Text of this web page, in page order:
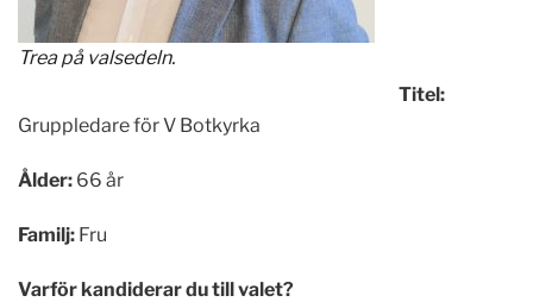
Trea på valsedeln.
Titel:
Gruppledare för V Botkyrka
Ålder: 66 år
Familj: Fru
Varför kandiderar du till valet?